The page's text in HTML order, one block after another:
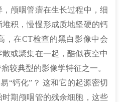
颅咽管瘤在生长过程中，细
积，慢慢形成质地坚硬的钙
，在CT检查的黑白影像中会
或聚集在一起，酷似夜空中
较典型的影像学特征之一。
“钙化”？ 这和它的起源密切
期颅咽管的残余细胞，这些